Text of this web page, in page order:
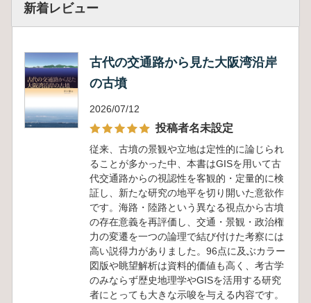
新着レビュー
古代の交通路から見た大阪湾沿岸
の古墳
2026/07/12
投稿者名未設定
従来、古墳の景観や立地は定性的に論じられ
ることが多かった中、本書はGISを用いて古
代交通路からの視認性を客観的・定量的に検
証し、新たな研究の地平を切り開いた意欲作
です。海路・陸路という異なる視点から古墳
の存在意義を再評価し、交通・景観・政治権
力の変遷を一つの論理で結び付けた考察には
高い説得力がありました。96点に及ぶカラー
図版や眺望解析は資料的価値も高く、考古学
のみならず歴史地理学やGISを活用する研究
者にとっても大きな示唆を与える内容です。